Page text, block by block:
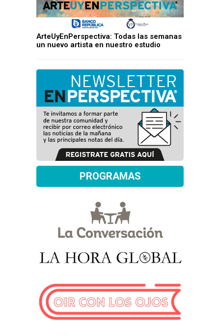
ArteUyEnPerspectiva: Todas las semanas
un nuevo artista en nuestro estudio
PROGRAMAS